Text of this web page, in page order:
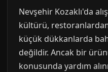
Nevşehir Kozaklı'da
kültürü,
küçük dükkanlarda
değildir. Ancak bir
konusunda yardım